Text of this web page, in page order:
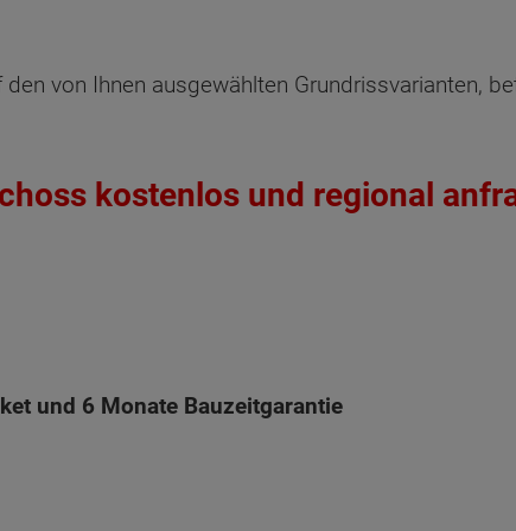
Netto-
Netto-
von Ihnen ausgewählten Grundrissvarianten,
kostenlos und regional
und 6 Monate Bauzeitgarantie